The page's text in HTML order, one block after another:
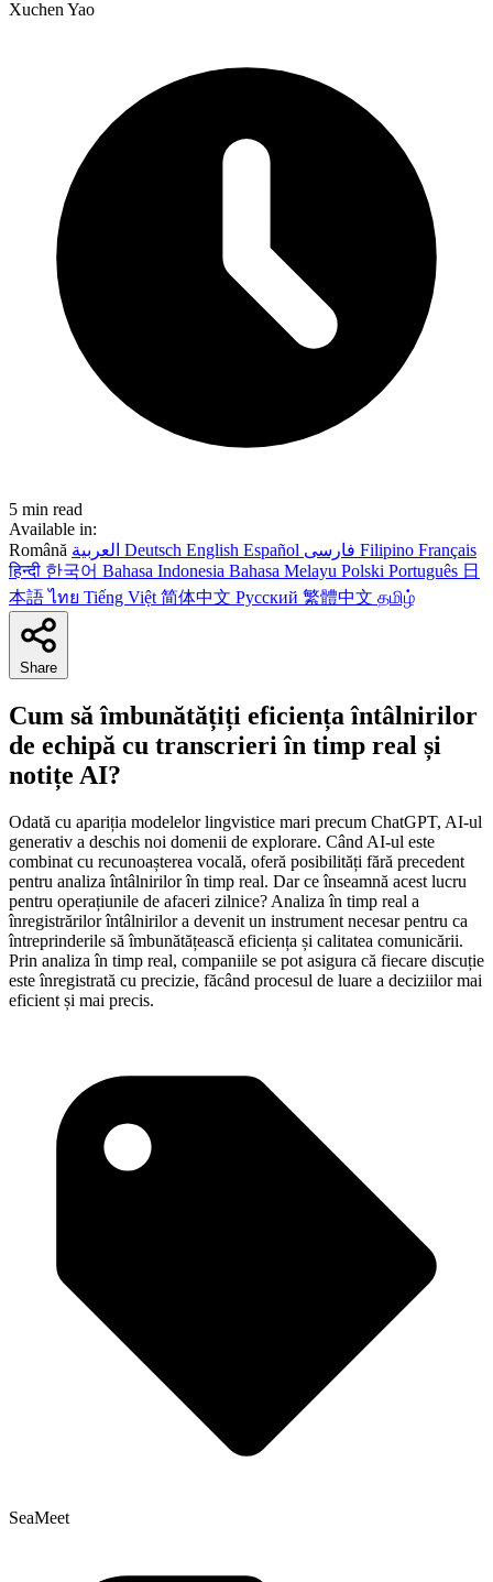
Xuchen Yao
5 min read
Available in:
Română
Deutsch English Español Filipino Français
हिन्दी 한국어 Bahasa Indonesia Bahasa Melayu Polski Português 日
本語ไทย Tiếng Việt 简体中文 Русский 繁體中文 தமிழ்
Share
Cum să îmbunătățiți eficiența întâlnirilor
de echipă cu transcrieri în timp real și
notițe AI?
Odată cu apariția modelelor lingvistice mari precum ChatGPT, AI-ul
generativ a deschis noi domenii de explorare. Când AI-ul este
combinat cu recunoașterea vocală, oferă posibilități fără precedent
pentru analiza întâlnirilor în timp real. Dar ce înseamnă acest lucru
pentru operațiunile de afaceri zilnice? Analiza în timp real a
înregistrărilor întâlnirilor a devenit un instrument necesar pentru ca
întreprinderile să îmbunătățească eficiența și calitatea comunicării.
Prin analiza în timp real, companiile se pot asigura că fiecare discuție
este înregistrată cu precizie, făcând procesul de luare a deciziilor mai
eficient și mai precis.
SeaMeet